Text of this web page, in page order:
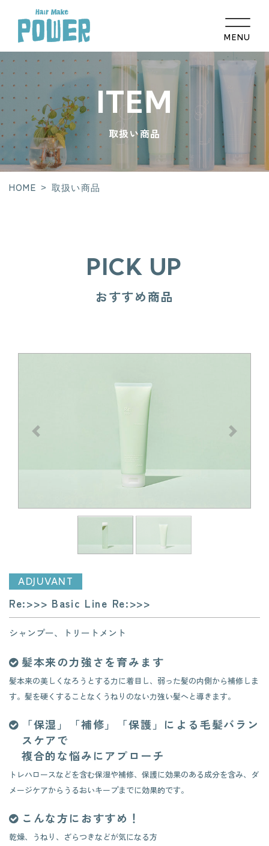
MENU
HOME
コンセプト
髪のお悩み相談
メニュー
店舗紹介
ITEM
取扱い商品
HOME > 取扱い商品
PICK UP
おすすめ商品
前へ 次へ
ADJUVANT
Re:>>> Basic Line Re:>>>
シャンプー、トリートメント
髪本来の力強さを育みます
髪本来の美しくなろうとする力に着目し、弱った髪の内側から補修しま
す。髪を硬くすることなくうねりのない力強い髪へと導きます。
「保湿」「補修」「保護」による毛髪バラン
スケアで
複合的な悩みにアプローチ
トレハロースなどを含む保湿や補修、保護に効果のある成分を含み、ダ
メージケアからうるおいキープまでに効果的です。
こんな方におすすめ！
乾燥、うねり、ざらつきなどが気になる方